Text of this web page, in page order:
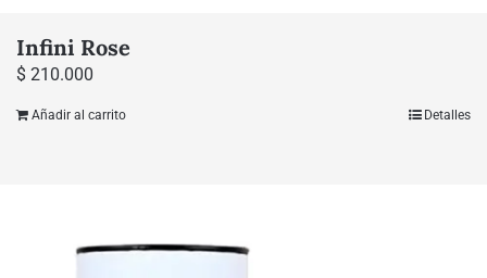
Infini Rose
$ 210.000
Añadir al carrito Detalles